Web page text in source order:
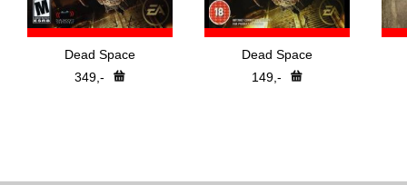
Dead Space
349,-
Dead Space
149,-